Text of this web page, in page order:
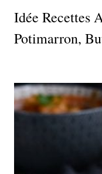
Idée Recettes
Potimarron,